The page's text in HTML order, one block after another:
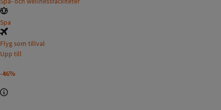
Spa
Flyg som tillval
Upp till
-46%